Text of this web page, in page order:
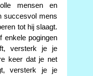
mensen en
succesvol mens
tot hij slaagt.
enkele pogingen
versterk je je
keer dat je net
versterk je je